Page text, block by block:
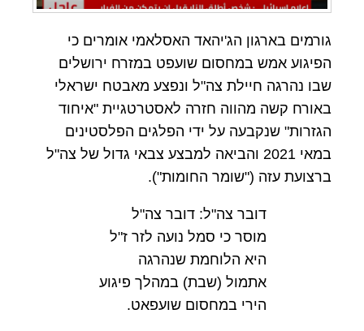
גורמים בארגון הג'יהאד האסלאמי אומרים כי
הפיגוע אמש במחסום שועפט במזרח ירושלים
שבו נהרגה חיילת צה"ל ונפצע מאבטח ישראלי
באורח קשה מהווה חזרה לאסטרטגיית "איחוד
הגזרות" שנקבעה על ידי הפלגים הפלסטינים
במאי 2021 והביאה למבצע צבאי גדול של צה"ל
ברצועת עזה ("שומר החומות").
דובר צה"ל: דובר צה"ל
מוסר כי סמל נועה לזר ז"ל
היא הלוחמת שנהרגה
אתמול (שבת) במהלך פיגוע
הירי במחסום שועפאט.